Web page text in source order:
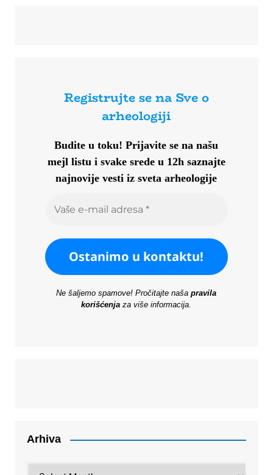
Registrujte se na Sve o
arheologiji
Budite u toku!Prijavite se na našu
mejl listu i svake srede u 12h saznajte
najnovije vesti iz sveta arheologije
Ne šaljemo spamove! Pročitajte našapravila
korišćenja za više informacija.
Arhiva